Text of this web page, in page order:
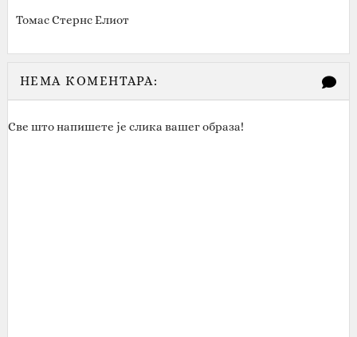
Томас Стернс Елиот
НЕМА КОМЕНТАРА:
Све што напишете је слика вашег образа!